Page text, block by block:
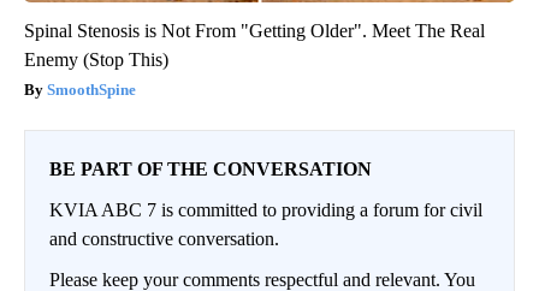
Spinal Stenosis is Not From "Getting Older". Meet The Real
Enemy (Stop This)
SmoothSpine
BE PART OF THE CONVERSATION
KVIA ABC 7 is committed to providing a forum for civil
and constructive conversation.
Please keep your comments respectful and relevant. You